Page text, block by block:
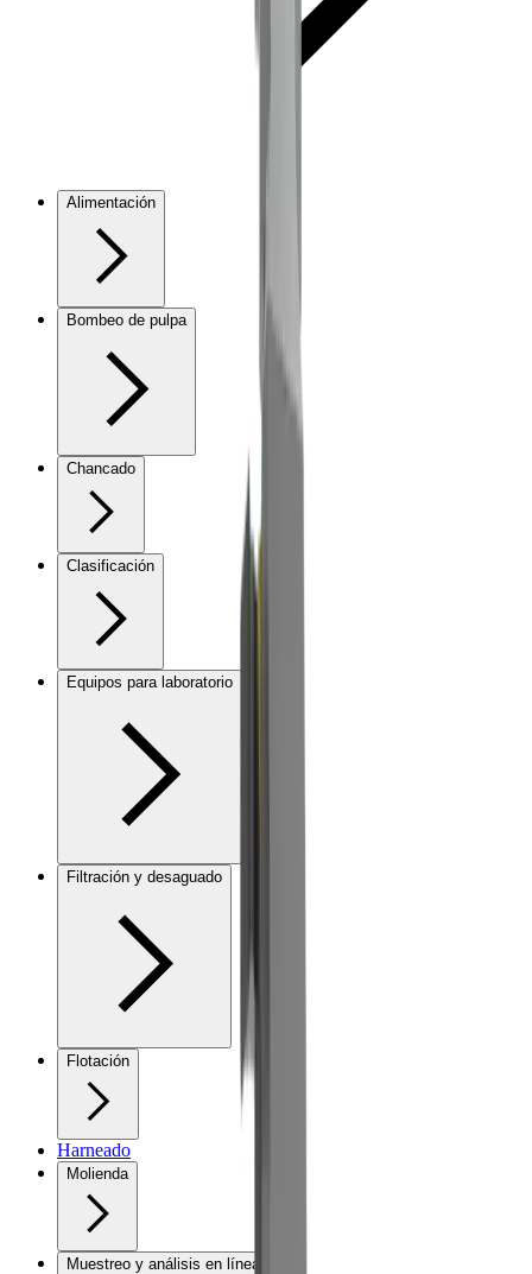
Alimentación
Bombeo de pulpa
Chancado
Clasificación
Equipos para laboratorio
Filtración y desaguado
Flotación
Harneado
Molienda
Muestreo y análisis en línea